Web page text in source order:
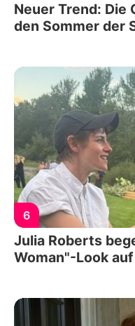
Neuer Trend: Die
den Sommer der
6
Julia Roberts
Woman"-Look